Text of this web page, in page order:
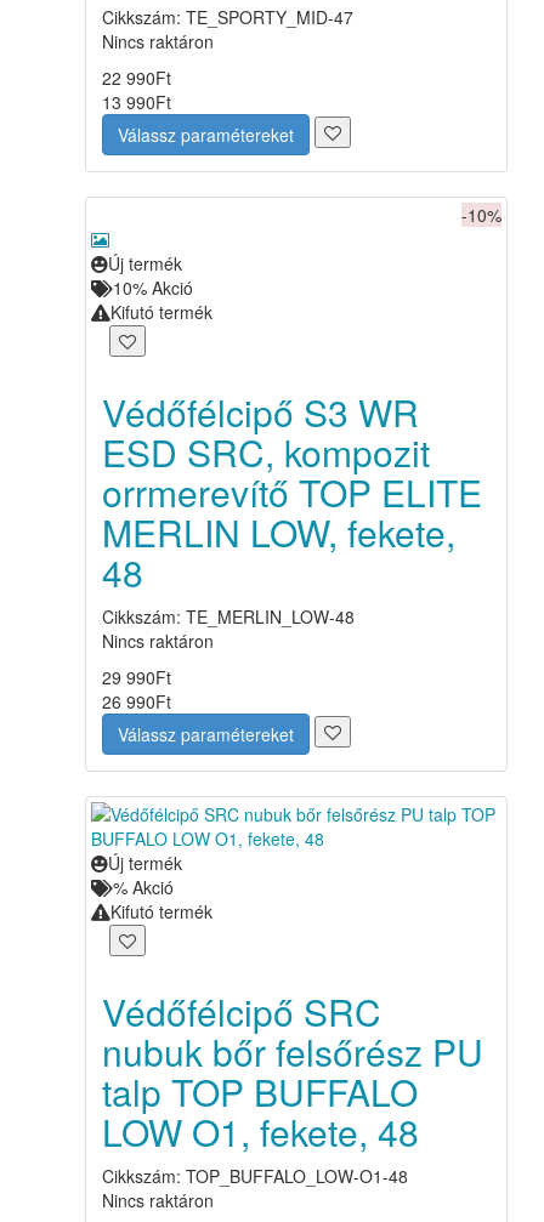
Cikkszám: TE_SPORTY_MID-47
Nincs raktáron
22 990Ft
13 990Ft
Válassz paramétereket
-10%
Új termék
10% Akció
Kifutó termék
Védőfélcipő S3 WR
ESD SRC, kompozit
orrmerevítő TOP ELITE
MERLIN LOW, fekete,
48
Cikkszám: TE_MERLIN_LOW-48
Nincs raktáron
29 990Ft
26 990Ft
Válassz paramétereket
Új termék
% Akció
Kifutó termék
Védőfélcipő SRC
nubuk bőr felsőrész PU
talp TOP BUFFALO
LOW O1, fekete, 48
Cikkszám: TOP_BUFFALO_LOW-O1-48
Nincs raktáron